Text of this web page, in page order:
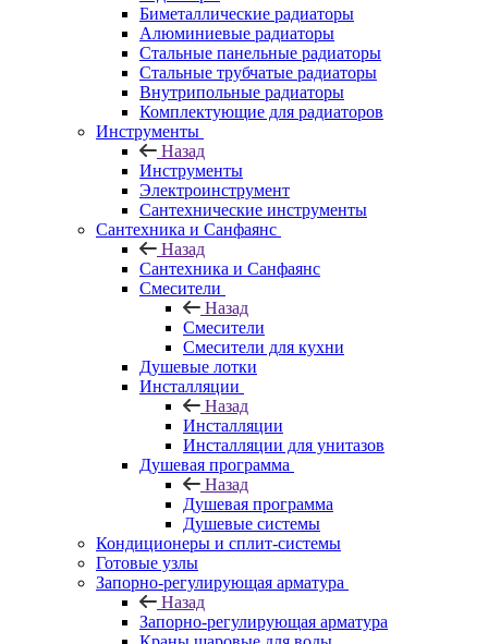
Биметаллические радиаторы
Алюминиевые радиаторы
Стальные панельные радиаторы
Стальные трубчатые радиаторы
Внутрипольные радиаторы
Комплектующие для радиаторов
Инструменты
Назад
Инструменты
Электроинструмент
Сантехнические инструменты
Сантехника и Санфаянс
Назад
Сантехника и Санфаянс
Смесители
Назад
Смесители
Смесители для кухни
Душевые лотки
Инсталляции
Назад
Инсталляции
Инсталляции для унитазов
Душевая программа
Назад
Душевая программа
Душевые системы
Кондиционеры и сплит-системы
Готовые узлы
Запорно-регулирующая арматура
Назад
Запорно-регулирующая арматура